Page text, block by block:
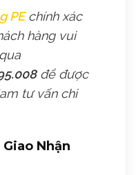
PEchính xác
hàng vui
để được
tư vấn chi
Nhận